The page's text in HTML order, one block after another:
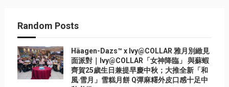
Random Posts
Häagen-Dazs™ x Ivy@COLLAR 雅月別緻見
面派對｜Ivy@COLLAR「女神降臨」 與蘇蝦
齊賀25歲生日兼提早慶中秋；大推全新「和
風‧雪月」雪糕月餅 Q彈麻糬外皮口感十足中